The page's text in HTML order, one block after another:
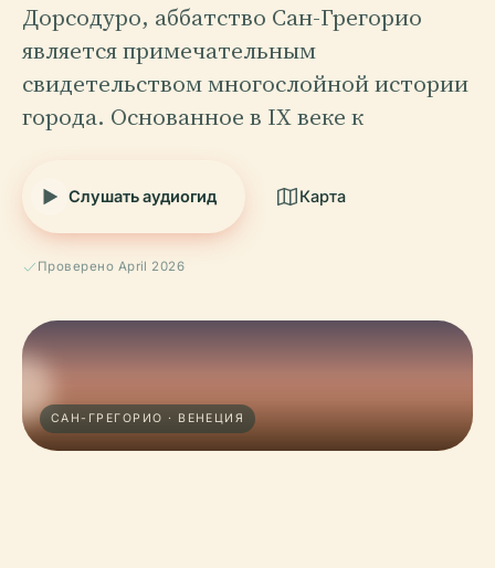
Дорсодуро, аббатство Сан-Грегорио
является примечательным
свидетельством многослойной истории
города. Основанное в IX веке к
Слушать аудиогид Карта
Проверено April 2026
САН-ГРЕГОРИО · ВЕНЕЦИЯ